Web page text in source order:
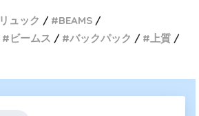
リュック
BEAMS
ビームス バックパック
上質